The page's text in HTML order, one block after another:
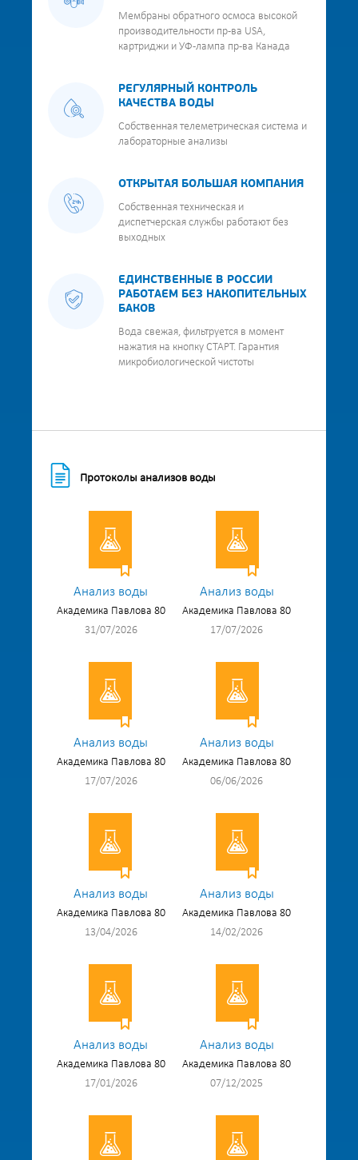
Мембраны обратного осмоса высокой
производительности пр-ва USA,
картриджи и УФ-лампа пр-ва Канада
РЕГУЛЯРНЫЙ КОНТРОЛЬ
КАЧЕСТВА ВОДЫ
Собственная телеметрическая система и
лабораторные анализы
ОТКРЫТАЯ БОЛЬШАЯ КОМПАНИЯ
Собственная техническая и
диспетчерская службы работают без
выходных
ЕДИНСТВЕННЫЕ В РОССИИ
РАБОТАЕМ БЕЗ НАКОПИТЕЛЬНЫХ
БАКОВ
Вода свежая, фильтруется в момент
нажатия на кнопку СТАРТ. Гарантия
микробиологической чистоты
Протоколы анализов воды
Анализ воды
Академика Павлова 80
31/07/2026
Анализ воды
Академика Павлова 80
17/07/2026
Анализ воды
Академика Павлова 80
17/07/2026
Анализ воды
Академика Павлова 80
06/06/2026
Анализ воды
Академика Павлова 80
13/04/2026
Анализ воды
Академика Павлова 80
14/02/2026
Анализ воды
Академика Павлова 80
17/01/2026
Анализ воды
Академика Павлова 80
07/12/2025